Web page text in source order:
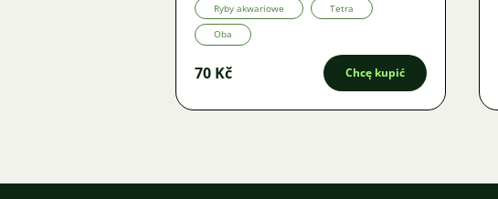
Ryby akwariowe Tetra
Oba
70 Kč Chcę kupić